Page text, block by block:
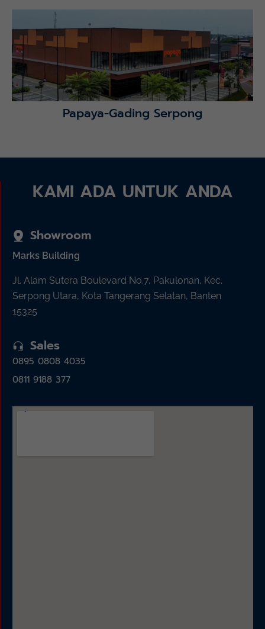
Lihat Detail Proyek
Papaya-Gading Serpong
KAMI ADA UNTUK ANDA
Showroom
Marks Building
Jl. Alam Sutera Boulevard No.7, Pakulonan, Kec.
Serpong Utara, Kota Tangerang Selatan, Banten
15325
Sales
0895 0808 4035
0811 9188 377